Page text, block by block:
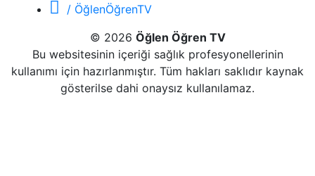
/ ÖğlenÖğrenTV
© 2026 Öğlen Öğren TV
Bu websitesinin içeriği sağlık profesyonellerinin
kullanımı için hazırlanmıştır. Tüm hakları saklıdır kaynak
gösterilse dahi onaysız kullanılamaz.